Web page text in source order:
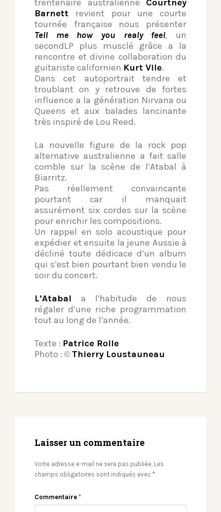
trentenaire australienne Courtney
Barnett revient pour une courte
tournée française nous présenter
Tell me how you realy feel, un
secondLP plus musclé grâce a la
rencontre et divine collaboration du
guitariste californien Kurt Vile.
Dans cet autoportrait tendre et
troublant on y retrouve de fortes
influence a la génération Nirvana ou
Queens et aux balades lancinante
très inspiré de Lou Reed.
La nouvelle figure de la rock pop
alternative australienne a fait salle
comble sur la scène de l’Atabal à
Biarritz.
Pas réellement convaincante
pourtant car il manquait
assurément six cordes sur la scène
pour enrichir les compositions.
Un rappel en solo acoustique pour
expédier et ensuite la jeune Aussie à
décliné toute dédicace d’un album
qui s’est bien pourtant bien vendu le
soir du concert.
L’Atabal a l’habitude de nous
régaler d’une riche programmation
tout au long de l’année.
Texte : Patrice Rolle
Photo : © Thierry Loustauneau
Laisser un commentaire
Votre adresse e-mail ne sera pas publiée. Les
champs obligatoires sont indiqués avec *
Commentaire *